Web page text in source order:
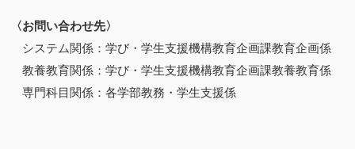
〈お問い合わせ先〉
システム関係：学び・学生支援機構教育企画課教育企画係
教養教育関係：学び・学生支援機構教育企画課教養教育係
専門科目関係：各学部教務・学生支援係